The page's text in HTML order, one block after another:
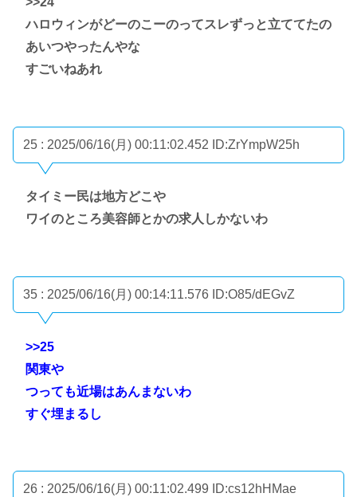
ハロウィンがどーのこーのってスレずっと立ててたの
あいつやったんやな
すごいねあれ
25 : 2025/06/16(月) 00:11:02.452 ID:ZrYmpW25h
タイミー民は地方どこや
ワイのところ美容師とかの求人しかないわ
35 : 2025/06/16(月) 00:14:11.576 ID:O85/dEGvZ
>>25
関東や
つっても近場はあんまないわ
すぐ埋まるし
26 : 2025/06/16(月) 00:11:02.499 ID:cs12hHMae